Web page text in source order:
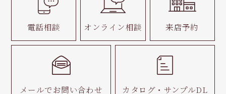
電話相談 オンライン相談 来店予約
メールでお問い合わせ カタログ・ サンプルDL